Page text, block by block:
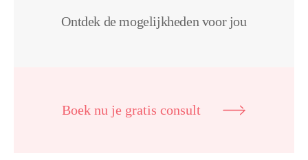
Ontdek de mogelijkheden voor jou
Boek nu je gratis consult